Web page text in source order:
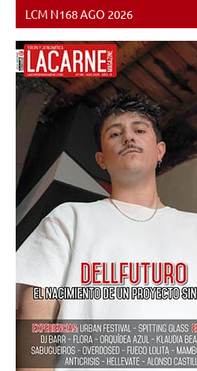
OPINIÓN
LCM N168 AGO 2026